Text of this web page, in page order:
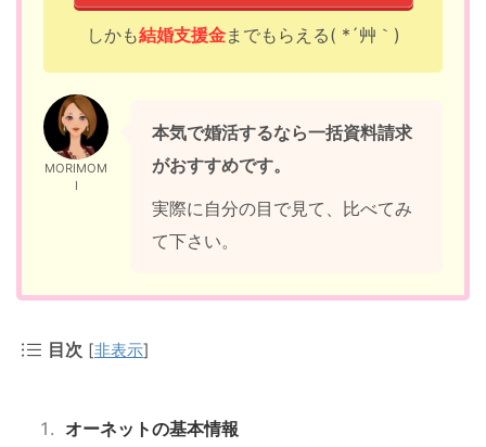
しかも結婚支援金までもらえる( *´艸｀)
MORIMOM
I
本気で婚活するなら一括資料請求
がおすすめです。
実際に自分の目で見て、比べてみ
て下さい。
目次 [非表示]
オーネットの基本情報